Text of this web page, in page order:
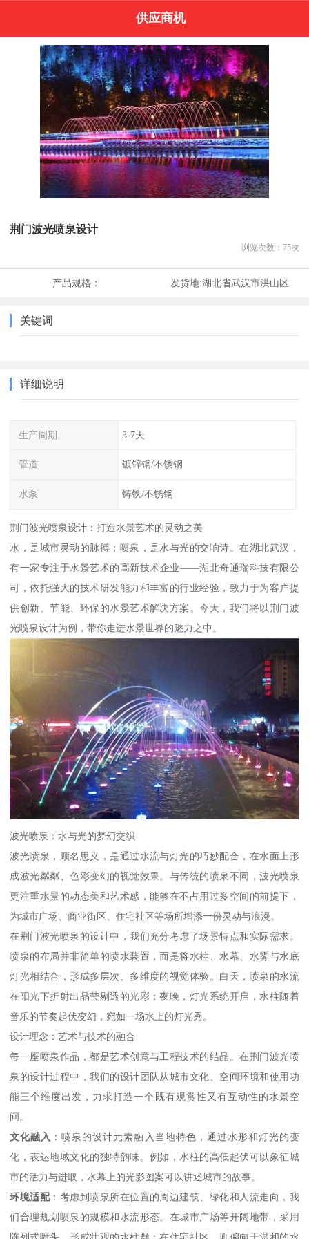
供应商机
荆门波光喷泉设计
浏览次数： 75次
产品规格： 发货地:湖北省武汉市洪山区
关键词
详细说明
生产周期 3-7天
管道 镀锌钢/不锈钢
水泵 铸铁/不锈钢
荆门波光喷泉设计：打造水景艺术的灵动之美
水，是城市灵动的脉搏；喷泉，是水与光的交响诗。在湖北武汉，
有一家专注于水景艺术的高新技术企业——湖北奇通瑞科技有限公
司，依托强大的技术研发能力和丰富的行业经验，致力于为客户提
供创新、节能、环保的水景艺术解决方案。今天，我们将以荆门波
光喷泉设计为例，带你走进水景世界的魅力之中。
波光喷泉：水与光的梦幻交织
波光喷泉，顾名思义，是通过水流与灯光的巧妙配合，在水面上形
成波光粼粼、色彩变幻的视觉效果。与传统的喷泉不同，波光喷泉
更注重水景的动态美和艺术感，能够在不占用过多空间的前提下，
为城市广场、商业街区、住宅社区等场所增添一份灵动与浪漫。
在荆门波光喷泉的设计中，我们充分考虑了场景特点和实际需求。
喷泉的布局并非简单的喷水装置，而是将水柱、水幕、水雾与水底
灯光相结合，形成多层次、多维度的视觉体验。白天，喷泉的水流
在阳光下折射出晶莹剔透的光彩；夜晚，灯光系统开启，水柱随着
音乐的节奏起伏变幻，宛如一场水上的灯光秀。
设计理念：艺术与技术的融合
每一座喷泉作品，都是艺术创意与工程技术的结晶。在荆门波光喷
泉的设计过程中，我们的设计团队从城市文化、空间环境和使用功
能三个维度出发，力求打造一个既有观赏性又有互动性的水景空
间。
文化融入 ：喷泉的设计元素融入当地特色，通过水形和灯光的变
化，表达地域文化的独特韵味。例如，水柱的高低起伏可以象征城
市的活力与进取，水幕上的光影图案可以讲述城市的故事。
环境适配：考虑到喷泉所在位置的周边建筑、绿化和人流走向，我
们合理规划喷泉的规模和水流形态。在城市广场等开阔地带，采用